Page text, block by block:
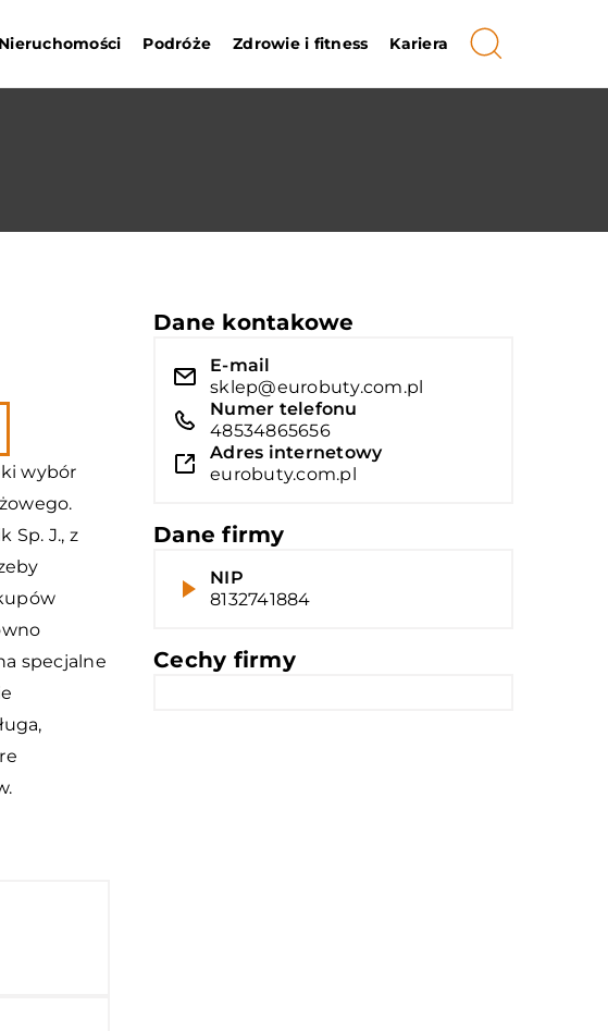
Nieruchomości Podróże Zdrowie i fitness Kariera
wybór
Sp. J., z
specjalne
Dane kontakowe
E-mail
sklep@eurobuty.com.pl
Numer telefonu
48534865656
Adres internetowy
eurobuty.com.pl
Dane firmy
NIP
8132741884
Cechy firmy